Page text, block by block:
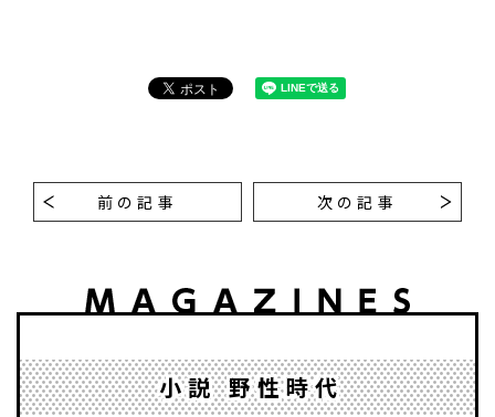
前の記事 次の記事
小説 野性時代